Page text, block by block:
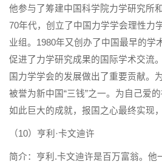
他参与了筹建中国科学院力学研究所
70年代，创立了中国力学学会理性力
业组。1980年又创办了中国最早的学
促进了力学研究成果的国际学术交流
国力学学会的发展做出了重要贡献。
被誉为新中国“三钱”之一。为自己爱
如此巨大的成就，报国之心最终实现
（10）亨利·卡文迪许
简介：亨利.卡文迪许是百万富翁。他